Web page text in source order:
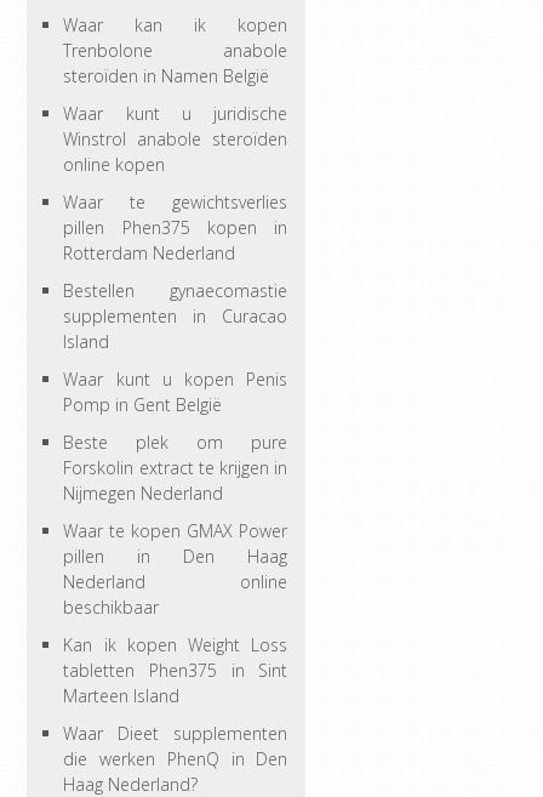
Waar kan ik kopen
Trenbolone anabole
steroïden in Namen België
Waar kunt u juridische
Winstrol anabole steroïden
online kopen
Waar te gewichtsverlies
pillen Phen375 kopen in
Rotterdam Nederland
Bestellen gynaecomastie
supplementen in Curacao
Island
Waar kunt u kopen Penis
Pomp in Gent België
Beste plek om pure
Forskolin extract te krijgen in
Nijmegen Nederland
Waar te kopen GMAX Power
pillen in Den Haag
Nederland online
beschikbaar
Kan ik kopen Weight Loss
tabletten Phen375 in Sint
Marteen Island
Waar Dieet supplementen
die werken PhenQ in Den
Haag Nederland?